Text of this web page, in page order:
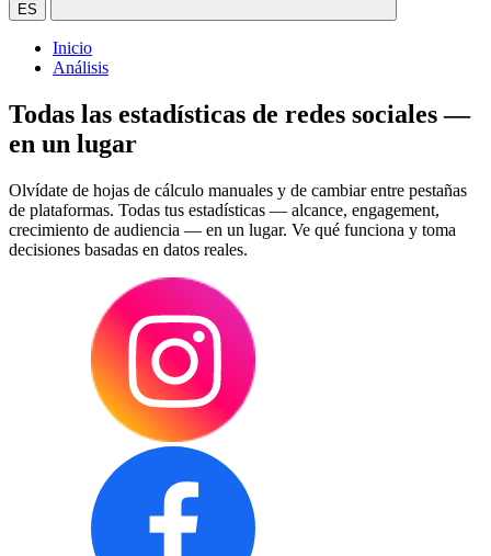
ES
Inicio
Análisis
Todas las estadísticas de redes sociales —
en un lugar
Olvídate de hojas de cálculo manuales y de cambiar entre pestañas
de plataformas. Todas tus estadísticas — alcance, engagement,
crecimiento de audiencia — en un lugar. Ve qué funciona y toma
decisiones basadas en datos reales.